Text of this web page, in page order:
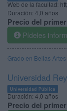
Web de la facultad:
Duración: 4,0 años
Precio del
Pídeles
Grado en Bellas Artes
Universidad
Universidad Pública
Duración:4,0 años
Precio del